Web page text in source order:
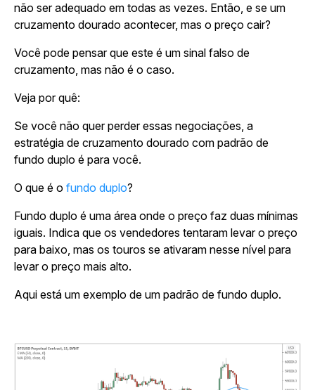
não ser adequado em todas as vezes. Então, e se um
cruzamento dourado acontecer, mas o preço cair?
Você pode pensar que este é um sinal falso de
cruzamento, mas não é o caso.
Veja por quê:
Se você não quer perder essas negociações, a
estratégia de cruzamento dourado com padrão de
fundo duplo é para você.
O que é o fundo duplo?
Fundo duplo é uma área onde o preço faz duas mínimas
iguais. Indica que os vendedores tentaram levar o preço
para baixo, mas os touros se ativaram nesse nível para
levar o preço mais alto.
Aqui está um exemplo de um padrão de fundo duplo.